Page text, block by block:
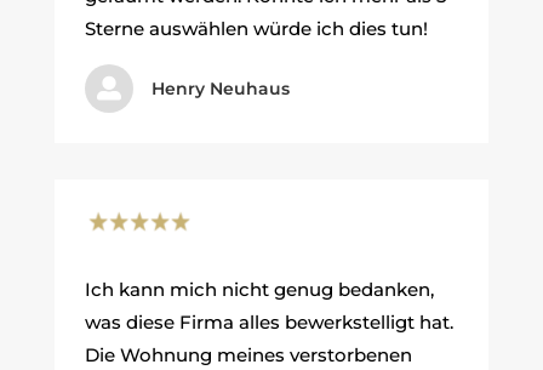
Sterne auswählen würde ich dies tun!
 Henry Neuhaus
Ich kann mich nicht genug bedanken,
was diese Firma alles bewerkstelligt hat.
Die Wohnung meines verstorbenen